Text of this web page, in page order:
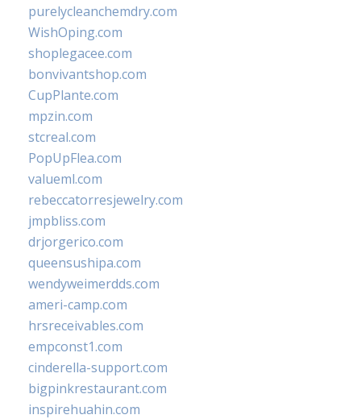
purelycleanchemdry.com
WishOping.com
shoplegacee.com
bonvivantshop.com
CupPlante.com
mpzin.com
stcreal.com
PopUpFlea.com
valueml.com
rebeccatorresjewelry.com
jmpbliss.com
drjorgerico.com
queensushipa.com
wendyweimerdds.com
ameri-camp.com
hrsreceivables.com
empconst1.com
cinderella-support.com
bigpinkrestaurant.com
inspirehuahin.com